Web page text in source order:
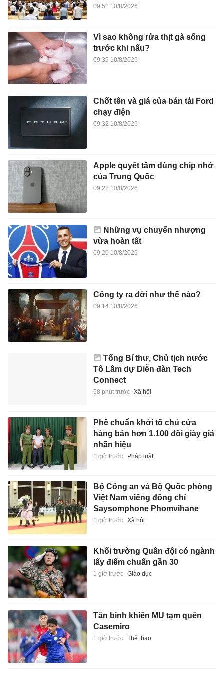
09:52 10/8/2026
Vì sao không rửa thịt gà sống
trước khi nấu?
09:39 10/8/2026
Chốt tên và giá của bán tải Ford
chạy điện
09:32 10/8/2026
Apple quyết tâm dùng chip nhớ
của Trung Quốc
09:22 10/8/2026
Những vụ chuyển nhượng
vừa hoàn tất
09:20 10/8/2026
Công ty ra đời như thế nào?
09:14 10/8/2026
Tổng Bí thư, Chủ tịch nước
Tô Lâm dự Diễn đàn Tech
Connect
58 phút trước Xã hội
Phê chuẩn khởi tố chủ cửa
hàng bán hơn 1.100 đôi giày giả
nhãn hiệu
1 giờ trước Pháp luật
Bộ Công an và Bộ Quốc phòng
Việt Nam viếng đồng chí
Saysomphone Phomvihane
1 giờ trước Xã hội
Khối trường Quân đội có ngành
lấy điểm chuẩn gần 30
1 giờ trước Giáo dục
Tân binh khiến MU tạm quên
Casemiro
1 giờ trước Thể thao